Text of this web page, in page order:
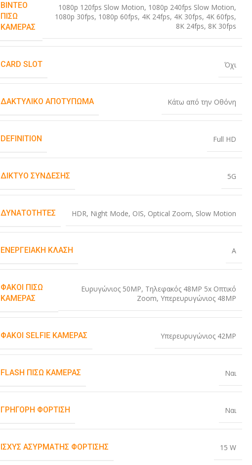
ΒΊΝΤΕΟ
ΠΊΣΩ
ΚΆΜΕΡΑΣ
1080p 120fps Slow Motion, 1080p 240fps Slow Motion,
1080p 30fps, 1080p 60fps, 4K 24fps, 4K 30fps, 4K 60fps,
8K 24fps, 8K 30fps
CARD SLOT Όχι
ΔΑΚΤΥΛΙΚΌ ΑΠΟΤΎΠΩΜΑ Κάτω από την Οθόνη
DEFINITION Full HD
ΔΊΚΤΥΟ ΣΎΝΔΕΣΗΣ 5G
ΔΥΝΑΤΌΤΗΤΕΣ HDR, Night Mode, OIS, Optical Zoom, Slow Motion
ΕΝΕΡΓΕΙΑΚΉ ΚΛΆΣΗ A
ΦΑΚΟΊ ΠΊΣΩ
ΚΆΜΕΡΑΣ
Ευρυγώνιος 50MP, Τηλεφακός 48MP 5x Οπτικό
Zoom, Υπερευρυγώνιος 48MP
ΦΑΚΟΊ SELFIE ΚΆΜΕΡΑΣ Υπερευρυγώνιος 42MP
FLASH ΠΊΣΩ ΚΆΜΕΡΑΣ Ναι
ΓΡΉΓΟΡΗ ΦΌΡΤΙΣΗ Ναι
ΙΣΧΎΣ ΑΣΎΡΜΑΤΗΣ ΦΌΡΤΙΣΗΣ 15 W